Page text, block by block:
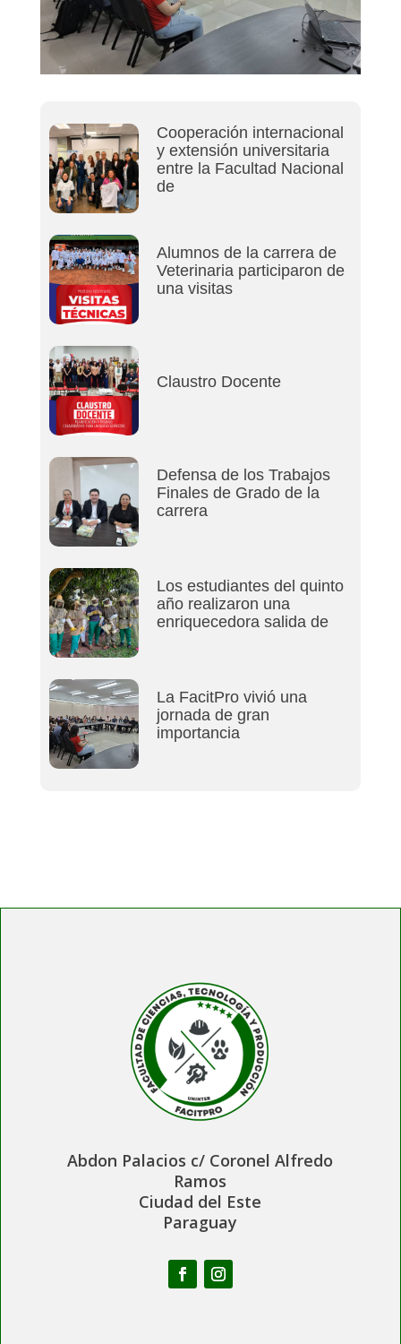
Cooperación internacional
y extensión universitaria
entre la Facultad Nacional
de
Alumnos de la carrera de
Veterinaria participaron de
una visitas
Claustro Docente
Defensa de los Trabajos
Finales de Grado de la
carrera
Los estudiantes del quinto
año realizaron una
enriquecedora salida de
La FacitPro vivió una
jornada de gran
importancia
Abdon Palacios c/ Coronel Alfredo
Ramos
Ciudad del Este
Paraguay